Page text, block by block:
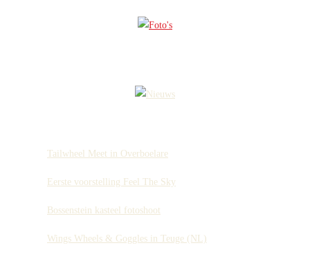
Tailwheel Meet in Overboelare
Eerste voorstelling Feel The Sky
Bossenstein kasteel fotoshoot
Wings Wheels & Goggles in Teuge (NL)